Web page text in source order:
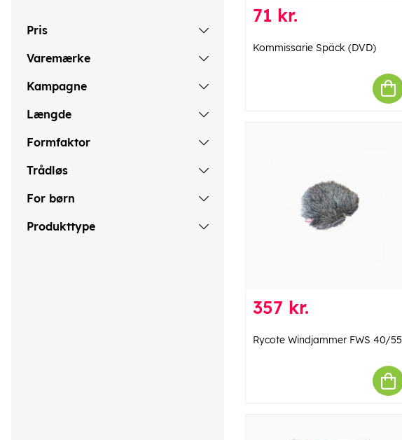
Pris
Varemærke
Kampagne
Længde
Formfaktor
Trådløs
For børn
Produkttype
71 kr.
Kommissarie Späck (DVD)
357 kr.
Rycote Windjammer FWS 40/55